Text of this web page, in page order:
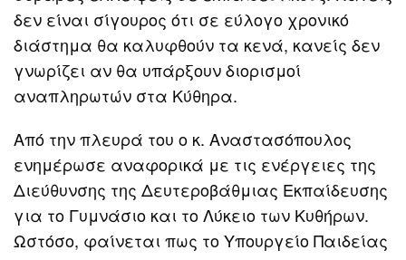
δεν είναι σίγουρος ότι σε εύλογο χρονικό
διάστημα θα καλυφθούν τα κενά, κανείς δεν
γνωρίζει αν θα υπάρξουν διορισμοί
αναπληρωτών στα Κύθηρα.
Από την πλευρά του ο κ. Αναστασόπουλος
ενημέρωσε αναφορικά με τις ενέργειες της
Διεύθυνσης της Δευτεροβάθμιας Εκπαίδευσης
για το Γυμνάσιο και το Λύκειο των Κυθήρων.
Ωστόσο, φαίνεται πως το Υπουργείο Παιδείας